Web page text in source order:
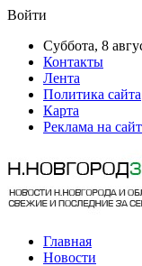
Войти
Суббота, 8
Контакты
Лента
Политика сайта
Карта
Реклама на
Главная
Новости